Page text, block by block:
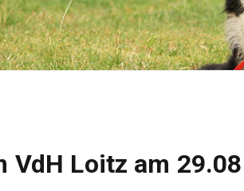
VdH Loitz am